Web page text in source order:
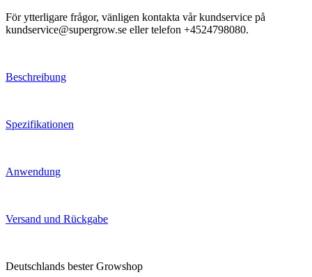
För ytterligare frågor, vänligen kontakta vår kundservice på
kundservice@supergrow.se eller telefon +4524798080.
Beschreibung
Spezifikationen
Anwendung
Versand und Rückgabe
Deutschlands bester Growshop